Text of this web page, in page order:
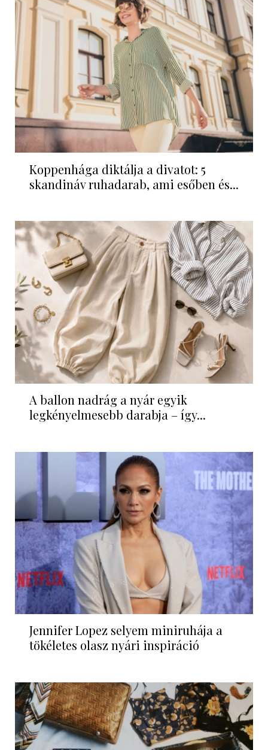
Koppenhága diktálja a divatot: 5
skandináv ruhadarab, ami esőben és...
A ballon nadrág a nyár egyik
legkényelmesebb darabja – így...
Jennifer Lopez selyem miniruhája a
tökéletes olasz nyári inspiráció